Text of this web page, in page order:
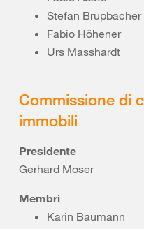
Stefan Brupbacher
Fabio Höhener
Urs Masshardt
Commissione di
immobili
Presidente
Gerhard Moser
Membri
Karin Baumann